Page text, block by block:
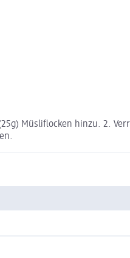
Müsliflocken hinzu. 2.